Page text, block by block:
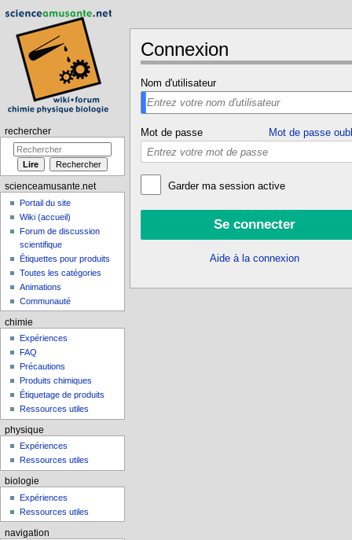
Connexion
Nom d'utilisateur
Mot de passe Mot de passe
Garder ma session active
Aide à la connexion
rechercher
scienceamusante.net
Portail du site
Wiki (accueil)
Forum de discussion
scientifique
Étiquettes pour produits
Toutes les catégories
Animations
Communauté
chimie
Expériences
FAQ
Précautions
Produits chimiques
Étiquetage de produits
Ressources utiles
physique
Expériences
Ressources utiles
biologie
Expériences
Ressources utiles
navigation